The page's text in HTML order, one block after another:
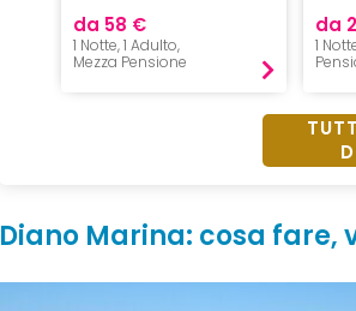
da 58 €
1 Notte, 1 Adulto,
Mezza Pensione
da
1
Diano Marina: cosa